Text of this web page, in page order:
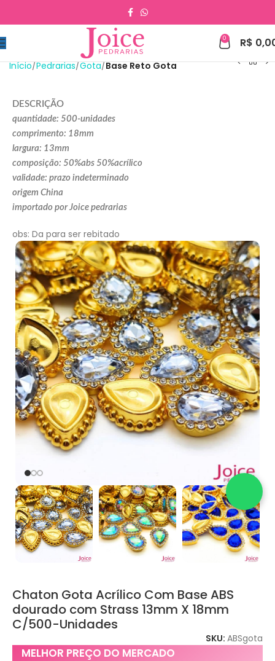
0 R$
Início Pedrarias Gota Base Reto Gota
DESCRIÇÃO
quantidade: 500-unidades
comprimento: 18mm
largura: 13mm
composição: 50%abs 50%acrílico
validade: prazo indeterminado
origem China
importado por Joice pedrarias
obs: Da para ser rebitado
Chaton Gota Acrílico Com Base ABS
dourado com Strass 13mm X 18mm
C/500-Unidades
SKU: ABSgota
MELHOR PREÇO DO MERCADO